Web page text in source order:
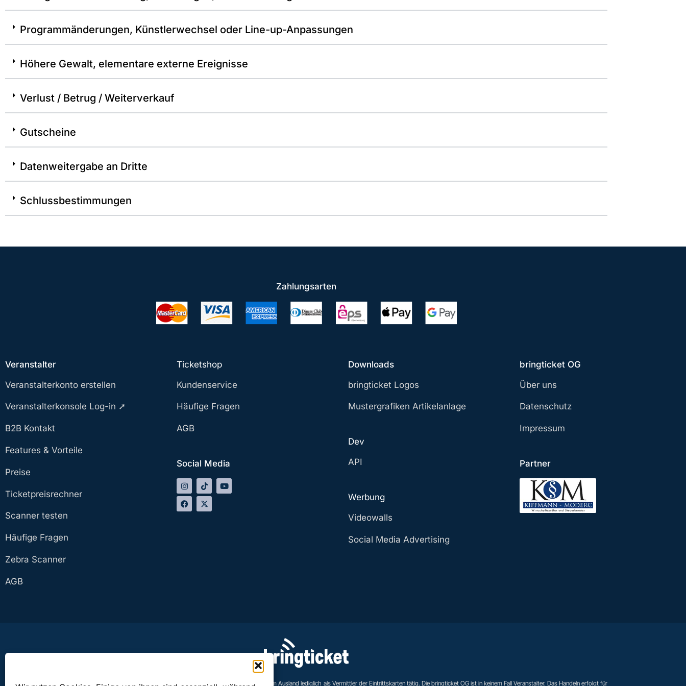
Programmänderungen, Künstlerwechsel oder Line-up-Anpassungen
Höhere Gewalt, elementare externe Ereignisse
Verlust / Betrug / Weiterverkauf
Gutscheine
Datenweitergabe an Dritte
Schlussbestimmungen
Zahlungsarten
Veranstalter
Veranstalterkonto erstellen
Veranstalterkonsole Log-in ➚
B2B Kontakt
Features & Vorteile
Preise
Ticketpreisrechner
Scanner testen
Häufige Fragen
Zebra Scanner
AGB
Ticketshop
Kundenservice
Häufige Fragen
AGB
Social Media
Downloads
bringticket Logos
Mustergrafiken Artikelanlage
Dev
API
Werbung
Videowalls
Social Media Advertising
bringticket OG
Über uns
Datenschutz
Impressum
Partner
Die bringticket OG ist bei den Veranstaltungen in Österreich lediglich als Besorger, bei Veranstaltungen im Ausland lediglich als Vermittler der Eintrittskarten tätig. Die bringticket OG ist in keinem Fall Veranstalter. Das Handeln erfolgt für